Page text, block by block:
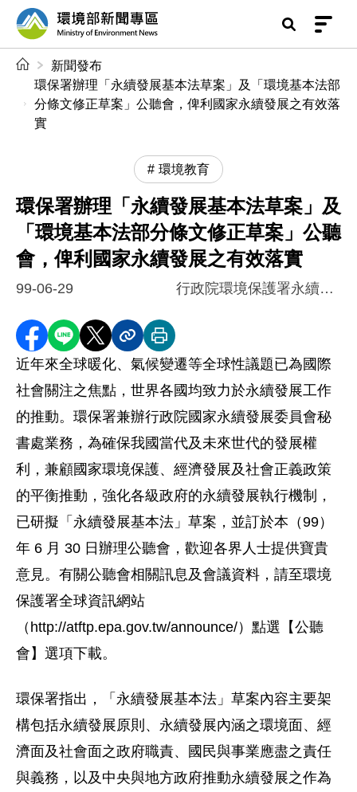
前往中央內容區塊
環境部新聞專區
新聞發布
環保署辦理「永續發展基本法草案」及「環境基本法部
分條文修正草案」公聽會，俾利國家永續發展之有效落
實
環境教育
環保署辦理「永續發展基本法草案」及
「環境基本法部分條文修正草案」公聽
會，俾利國家永續發展之有效落實
99-06-29 行政院環境保護署永續發展室
分享至 Facebook
分享到 LINE
分享到 X分享內容連結
列印本頁
近年來全球暖化、氣候變遷等全球性議題已為國際
社會關注之焦點，世界各國均致力於永續發展工作
的推動。環保署兼辦行政院國家永續發展委員會秘
書處業務，為確保我國當代及未來世代的發展權
利，兼顧國家環境保護、經濟發展及社會正義政策
的平衡推動，強化各級政府的永續發展執行機制，
已研擬「永續發展基本法」草案，並訂於本（99）
年 6 月 30 日辦理公聽會，歡迎各界人士提供寶貴
意見。有關公聽會相關訊息及會議資料，請至環境
保護署全球資訊網站
（http://atftp.epa.gov.tw/announce/）點選【公聽
會】選項下載。
環保署指出，「永續發展基本法」草案內容主要架
構包括永續發展原則、永續發展內涵之環境面、經
濟面及社會面之政府職責、國民與事業應盡之責任
與義務，以及中央與地方政府推動永續發展之作為